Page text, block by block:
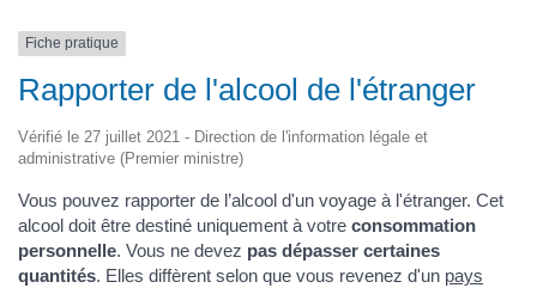
Fiche pratique
Rapporter de l'alcool de l'étranger
Vérifié le 27 juillet 2021 - Direction de l'information légale et
administrative (Premier ministre)
Vous pouvez rapporter de l’alcool d'un voyage à l'étranger. Cet
alcool doit être destiné uniquement à votre consommation
personnelle. Vous ne devez pas dépasser certaines
quantités. Elles diffèrent selon que vous revenez d'un pays